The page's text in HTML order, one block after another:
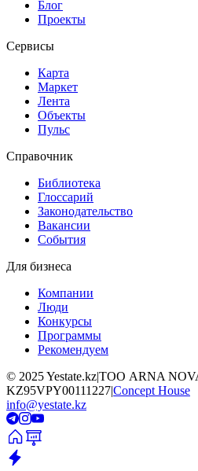
Блог
Проекты
Сервисы
Карта
Маркет
Лента
Объекты
Пульс
Справочник
Библиотека
Глоссарий
Законодательство
Вакансии
События
Для бизнеса
Компании
Люди
Конкурсы
Программы
Рекомендуем
© 2025Yestate.kz|ТОО ARNA
KZ95VPY00111227|Concept House
info@yestate.kz